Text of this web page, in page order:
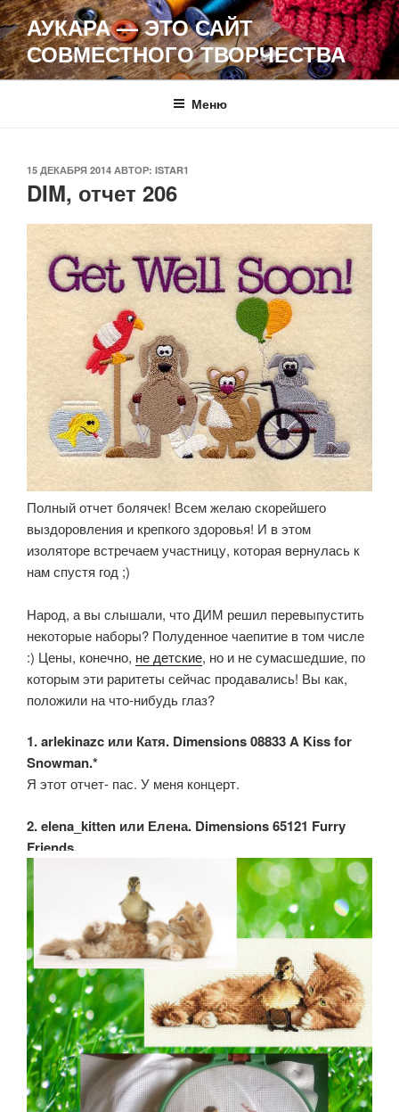
Перейти
к
содержимому
АУКАРА — ЭТО САЙТ
СОВМЕСТНОГО ТВОРЧЕСТВА
Меню
ОПУБЛИКОВАНО
15 ДЕКАБРЯ 2014 АВТОР: ISTAR1
DIM, отчет 206
Полный отчет болячек! Всем желаю скорейшего
выздоровления и крепкого здоровья! И в этом
изоляторе встречаем участницу, которая вернулась к
нам спустя год ;)
Народ, а вы слышали, что ДИМ решил перевыпустить
некоторые наборы? Полуденное чаепитие в том числе
:) Цены, конечно, не детские, но и не сумасшедшие, по
которым эти раритеты сейчас продавались! Вы как,
положили на что-нибудь глаз?
1. arlekinazc или Катя. Dimensions 08833 A Kiss for
Snowman.*
Я этот отчет- пас. У меня концерт.
2. elena_kitten или Елена. Dimensions 65121 Furry
Friends.